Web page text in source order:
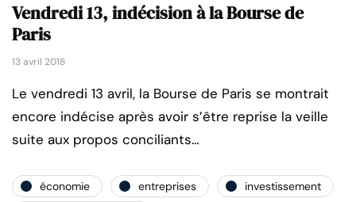
Vendredi 13, indécision à la Bourse de
Paris
13 avril 2018
Le vendredi 13 avril, la Bourse de Paris se montrait
encore indécise après avoir s’être reprise la veille
suite aux propos conciliants…
économie entreprises
investissement